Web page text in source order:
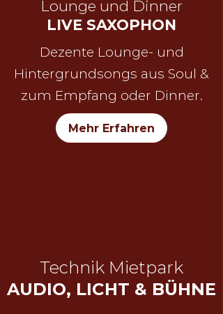
Lounge und Dinner
LIVE SAXOPHON
Dezente Lounge- und
Hintergrundsongs aus Soul &
zum Empfang oder Dinner.
Mehr Erfahren
Technik Mietpark
AUDIO, LICHT & BÜHNE